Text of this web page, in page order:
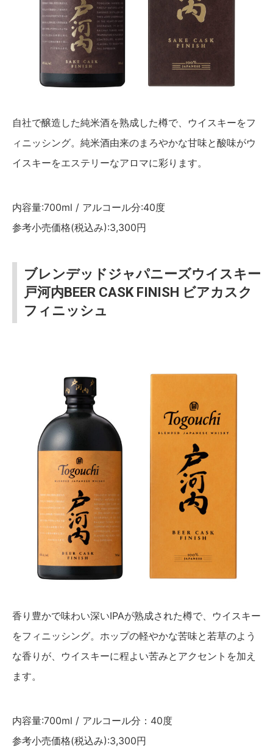
自社で醸造した純米酒を熟成した樽で、ウイスキーをフ
ィニッシング。純米酒由来のまろやかな甘味と酸味がウ
イスキーをエステリーなアロマに彩ります。
内容量:700ml / アルコール分:40度
参考小売価格(税込み):3,300円
ブレンデッドジャパニーズウイスキー
戸河内BEER CASK FINISH ビアカスク
フィニッシュ
香り豊かで味わい深いIPAが熟成された樽で、ウイスキー
をフィニッシング。ホップの軽やかな苦味と若草のよう
な香りが、ウイスキーに程よい苦みとアクセントを加え
ます。
内容量:700ml / アルコール分：40度
参考小売価格(税込み):3,300円